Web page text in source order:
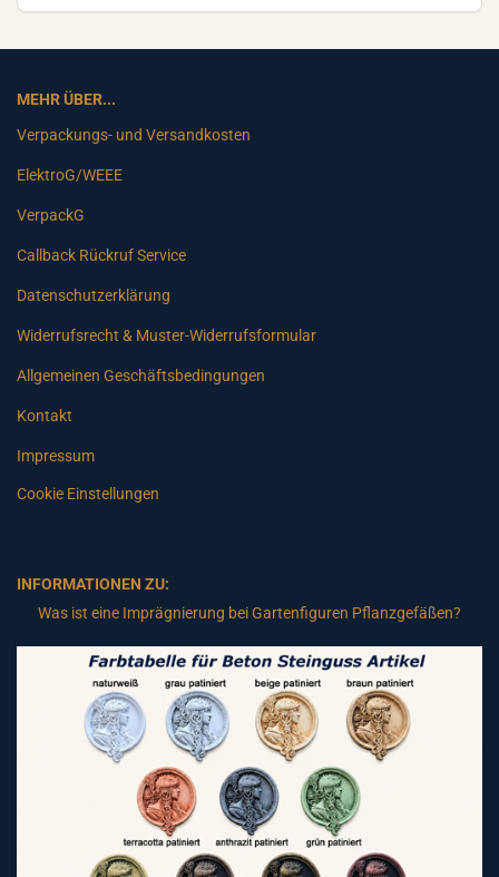
MEHR ÜBER...
Verpackungs- und Versandkosten
ElektroG/WEEE
VerpackG
Callback Rückruf Service
Datenschutzerklärung
Widerrufsrecht & Muster-Widerrufsformular
Allgemeinen Geschäftsbedingungen
Kontakt
Impressum
Cookie Einstellungen
INFORMATIONEN ZU:
Was ist eine Imprägnierung bei Gartenfiguren Pflanzgefäßen?